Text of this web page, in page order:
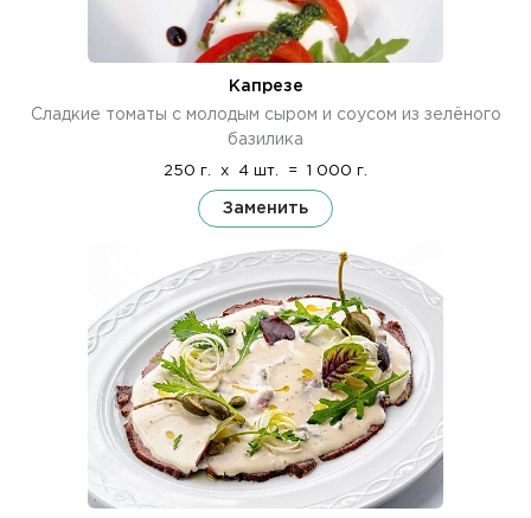
Капрезе
Сладкие томаты с молодым сыром и соусом из зелёного
базилика
250 г. x 4 шт. = 1 000 г.
Заменить